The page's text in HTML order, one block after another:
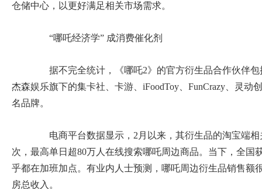
仓储中心，以更好满足相关市场需求。
“哪吒经济学” 成消费催化剂
据不完全统计，《哪吒2》的官方衍生品合作伙伴包
杰森娱乐旗下的集卡社、卡游、iFoodToy、FunCrazy、灵动
名品牌。
电商平台数据显示，2月以来，其衍生品的淘宝端相
次，最高单日超80万人在线搜索哪吒周边商品。当下，全国
乎都在加班加点。有业内人士预测，哪吒周边衍生品销售额
房总收入。